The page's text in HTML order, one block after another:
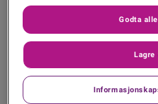
Data, AI og open
Smartere innsikt og
kredittbeslutninger
Hvorfor lese:
Godta
Lagre